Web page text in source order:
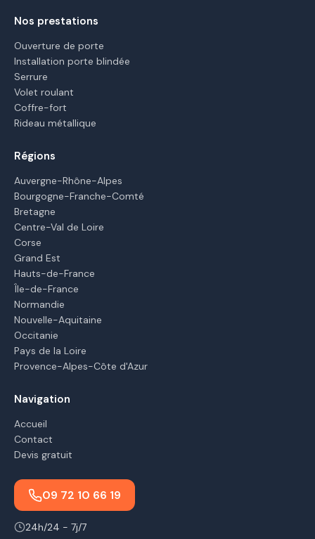
Nos prestations
Ouverture de porte
Installation porte blindée
Serrure
Volet roulant
Coffre-fort
Rideau métallique
Régions
Auvergne-Rhône-Alpes
Bourgogne-Franche-Comté
Bretagne
Centre-Val de Loire
Corse
Grand Est
Hauts-de-France
Île-de-France
Normandie
Nouvelle-Aquitaine
Occitanie
Pays de la Loire
Provence-Alpes-Côte d'Azur
Navigation
Accueil
Contact
Devis gratuit
09 72 10 66 19
24h/24 - 7j/7